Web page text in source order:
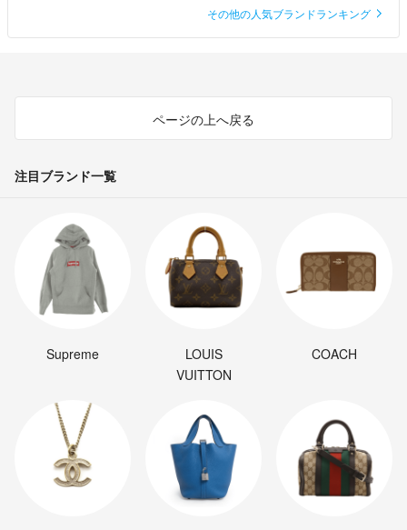
その他の人気ブランドランキング
ページの上へ戻る
注目ブランド一覧
Supreme
LOUIS
VUITTON
COACH